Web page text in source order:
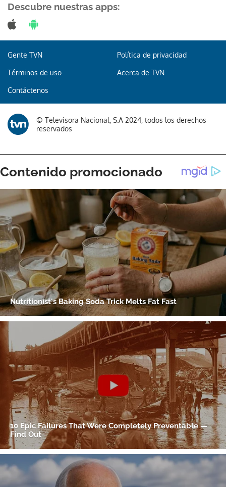
Gracias por suscribirte a nuestro boletín.
ACEPTAR
Descubre nuestras apps:
Gente TVN Política de privacidad
Términos de uso Acerca de TVN
Contáctenos
© Televisora Nacional, S.A 2024, todos los derechos
reservados